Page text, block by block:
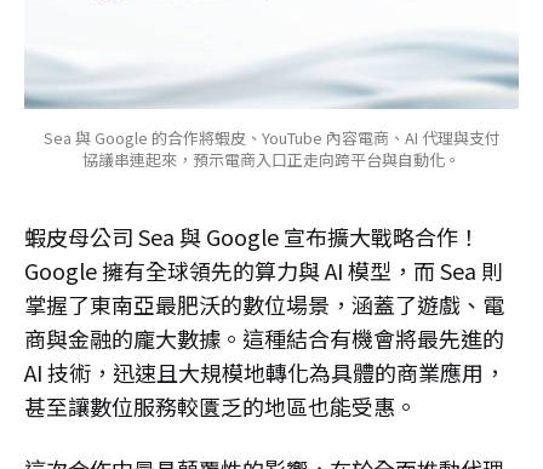
Sea 與 Google 的合作將蝦皮、YouTube 內容電商、AI 代理與支付
協議串連起來，預示電商入口正走向跨平台與自動化。
蝦皮母公司 Sea 與 Google 宣布擴大戰略合作！
Google 擁有全球領先的算力與 AI 模型，而 Sea 則
掌握了東南亞最肥沃的數位場景，涵蓋了遊戲、電
商與金融的龐大數據。這種結合有機會將最先進的
AI 技術，迅速且大規模地轉化為具體的商業應用，
甚至讓數位服務較匱乏的地區也能受惠。